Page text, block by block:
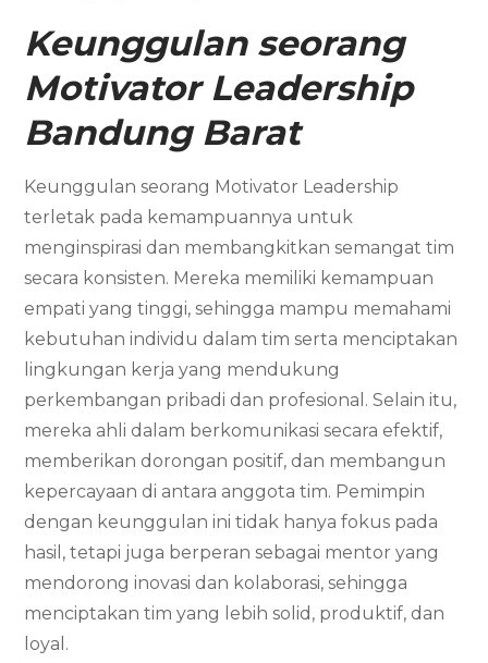
Keunggulan seorang
Motivator Leadership
Bandung Barat
Keunggulan seorang Motivator Leadership
terletak pada kemampuannya untuk
menginspirasi dan membangkitkan semangat tim
secara konsisten. Mereka memiliki kemampuan
empati yang tinggi, sehingga mampu memahami
kebutuhan individu dalam tim serta menciptakan
lingkungan kerja yang mendukung
perkembangan pribadi dan profesional. Selain itu,
mereka ahli dalam berkomunikasi secara efektif,
memberikan dorongan positif, dan membangun
kepercayaan di antara anggota tim. Pemimpin
dengan keunggulan ini tidak hanya fokus pada
hasil, tetapi juga berperan sebagai mentor yang
mendorong inovasi dan kolaborasi, sehingga
menciptakan tim yang lebih solid, produktif, dan
loyal.